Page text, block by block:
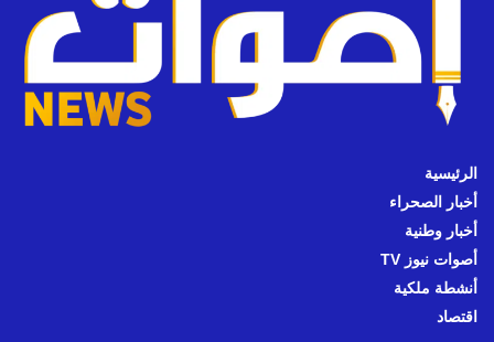
الرئيسية
أخبار الصحراء
أخبار وطنية
أصوات نيوز TV
أنشطة ملكية
اقتصاد